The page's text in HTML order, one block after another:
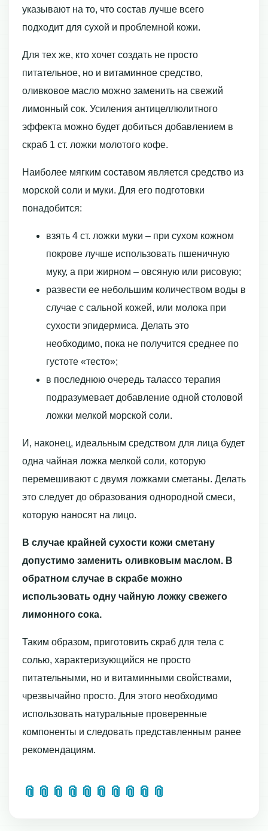
указывают на то, что состав лучше всего
подходит для сухой и проблемной кожи.
Для тех же, кто хочет создать не просто
питательное, но и витаминное средство,
оливковое масло можно заменить на свежий
лимонный сок. Усиления антицеллюлитного
эффекта можно будет добиться добавлением в
скраб 1 ст. ложки молотого кофе.
Наиболее мягким составом является средство из
морской соли и муки. Для его подготовки
понадобится:
взять 4 ст. ложки муки – при сухом кожном
покрове лучше использовать пшеничную
муку, а при жирном – овсяную или рисовую;
развести ее небольшим количеством воды в
случае с сальной кожей, или молока при
сухости эпидермиса. Делать это
необходимо, пока не получится среднее по
густоте «тесто»;
в последнюю очередь талассо терапия
подразумевает добавление одной столовой
ложки мелкой морской соли.
И, наконец, идеальным средством для лица будет
одна чайная ложка мелкой соли, которую
перемешивают с двумя ложками сметаны. Делать
это следует до образования однородной смеси,
которую наносят на лицо.
В случае крайней сухости кожи сметану
допустимо заменить оливковым маслом. В
обратном случае в скрабе можно
использовать одну чайную ложку свежего
лимонного сока.
Таким образом, приготовить скраб для тела с
солью, характеризующийся не просто
питательными, но и витаминными свойствами,
чрезвычайно просто. Для этого необходимо
использовать натуральные проверенные
компоненты и следовать представленным ранее
рекомендациям.
📎 📎 📎 📎 📎 📎 📎 📎 📎 📎